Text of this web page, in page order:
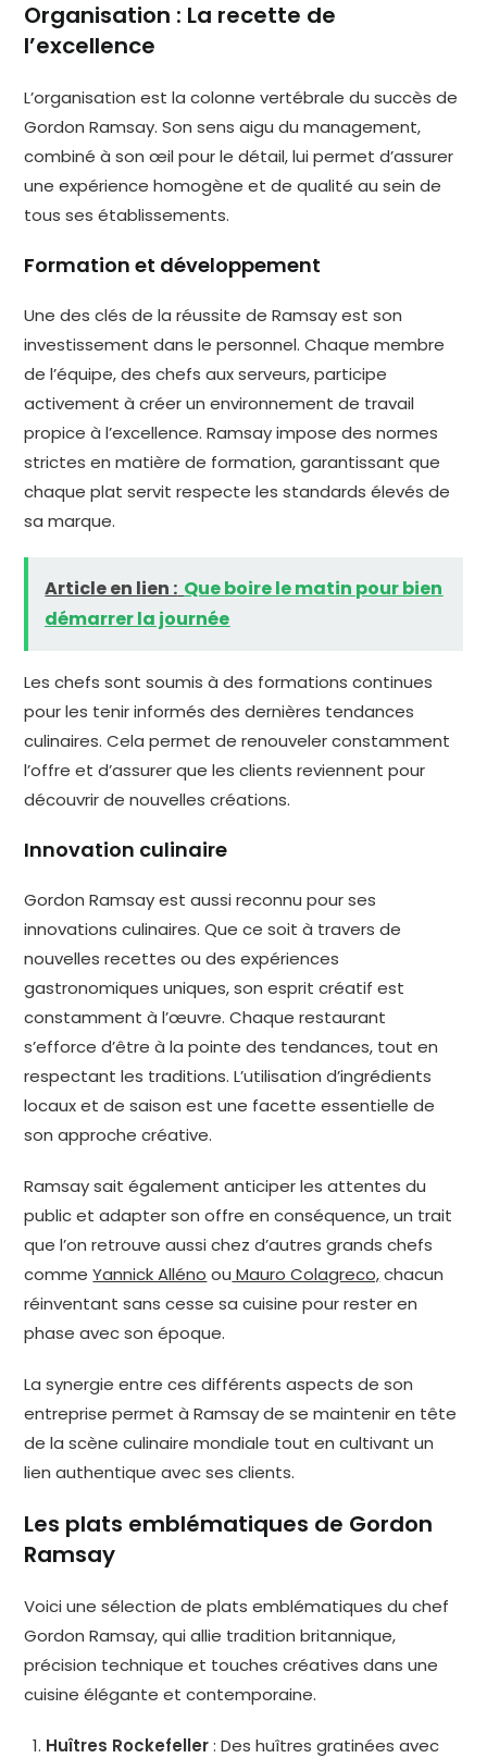
Organisation : La recette de
l’excellence
L’organisation est la colonne vertébrale du succès de
Gordon Ramsay. Son sens aigu du management,
combiné à son œil pour le détail, lui permet d’assurer
une expérience homogène et de qualité au sein de
tous ses établissements.
Formation et développement
Une des clés de la réussite de Ramsay est son
investissement dans le personnel. Chaque membre
de l’équipe, des chefs aux serveurs, participe
activement à créer un environnement de travail
propice à l’excellence. Ramsay impose des normes
strictes en matière de formation, garantissant que
chaque plat servit respecte les standards élevés de
sa marque.
Article en lien : Que boire le matin pour bien
démarrer la journée
Les chefs sont soumis à des formations continues
pour les tenir informés des dernières tendances
culinaires. Cela permet de renouveler constamment
l’offre et d’assurer que les clients reviennent pour
découvrir de nouvelles créations.
Innovation culinaire
Gordon Ramsay est aussi reconnu pour ses
innovations culinaires. Que ce soit à travers de
nouvelles recettes ou des expériences
gastronomiques uniques, son esprit créatif est
constamment à l’œuvre. Chaque restaurant
s’efforce d’être à la pointe des tendances, tout en
respectant les traditions. L’utilisation d’ingrédients
locaux et de saison est une facette essentielle de
son approche créative.
Ramsay sait également anticiper les attentes du
public et adapter son offre en conséquence, un trait
que l’on retrouve aussi chez d’autres grands chefs
commeYannick Alléno ou Mauro Colagreco,chacun
réinventant sans cesse sa cuisine pour rester en
phase avec son époque.
La synergie entre ces différents aspects de son
entreprise permet à Ramsay de se maintenir en tête
de la scène culinaire mondiale tout en cultivant un
lien authentique avec ses clients.
Les plats emblématiques de Gordon
Ramsay
Voici une sélection de plats emblématiques du chef
Gordon Ramsay, qui allie tradition britannique,
précision technique et touches créatives dans une
cuisine élégante et contemporaine.
Huîtres Rockefeller: Des huîtres gratinées avec